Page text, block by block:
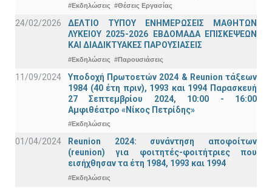
#Εκδηλώσεις #Θέσεις Εργασίας
24/02/2026
ΔΕΛΤΙΟ ΤΥΠΟΥ ΕΝΗΜΕΡΩΣΕΙΣ ΜΑΘΗΤΩΝ
ΛΥΚΕΙΟΥ 2025-2026 ΕΒΔΟΜΑΔΑ ΕΠΙΣΚΕΨΕΩΝ
ΚΑΙ ΔΙΑΔΙΚΤΥΑΚΕΣ ΠΑΡΟΥΣΙΑΣΕΙΣ
#Εκδηλώσεις #Παρουσιάσεις
11/09/2024
Υποδοχή Πρωτοετών 2024 & Reunion τάξεων
1984 (40 έτη πριν), 1993 και 1994 Παρασκευή
27 Σεπτεμβρίου 2024, 10:00 - 16:00
Αμφιθέατρο «Νίκος Πετρίδης»
#Εκδηλώσεις
01/04/2024
Reunion 2024: συνάντηση αποφοίτων
(reunion) για φοιτητές-φοιτήτριες που
εισήχθησαν τα έτη 1984, 1993 και 1994
#Εκδηλώσεις